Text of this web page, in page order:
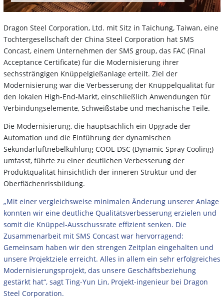
Dragon Steel Corporation, Ltd. mit Sitz in Taichung, Taiwan, eine
Tochtergesellschaft der China Steel Corporation hat SMS
Concast, einem Unternehmen der SMS group, das FAC (Final
Acceptance Certificate) für die Modernisierung ihrer
sechssträngigen Knüppelgießanlage erteilt. Ziel der
Modernisierung war die Verbesserung der Knüppelqualität für
den lokalen High-End-Markt, einschließlich Anwendungen für
Verbindungselemente, Schweißstäbe und mechanische Teile.
Die Modernisierung, die hauptsächlich ein Upgrade der
Automation und die Einführung der dynamischen
Sekundärluftnebelkühlung COOL-DSC (Dynamic Spray Cooling)
umfasst, führte zu einer deutlichen Verbesserung der
Produktqualität hinsichtlich der inneren Struktur und der
Oberflächenrissbildung.
„Mit einer vergleichsweise minimalen Änderung unserer Anlage
konnten wir eine deutliche Qualitätsverbesserung erzielen und
somit die Knüppel-Ausschussrate effizient senken. Die
Zusammenarbeit mit SMS Concast war hervorragend:
Gemeinsam haben wir den strengen Zeitplan eingehalten und
unsere Projektziele erreicht. Alles in allem ein sehr erfolgreiches
Modernisierungsprojekt, das unsere Geschäftsbeziehung
gestärkt hat“, sagt Ting-Yun Lin, Projekt-ingenieur bei Dragon
Steel Corporation.